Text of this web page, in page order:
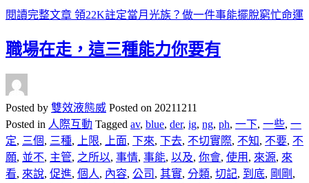
閱讀完整文章 領22K註定當月光族？做一件事能擺脫窮忙命運
職場在走，這三種能力你要有
Posted by 雙效液態威 Posted on 20211211
Posted in 人際互動 Tagged av, blue, der, ig, ng, ph, 一下, 一些, 一
定, 三個, 三種, 上限, 上面, 下來, 下去, 不切實際, 不知, 不要, 不
願, 並不, 主管, 之所以, 事情, 事能, 以及, 你會, 使用 , 來源, 來
看, 來說, 促進, 個人, 內容, 公司 , 其實, 分類, 切記, 到底, 剛剛 ,